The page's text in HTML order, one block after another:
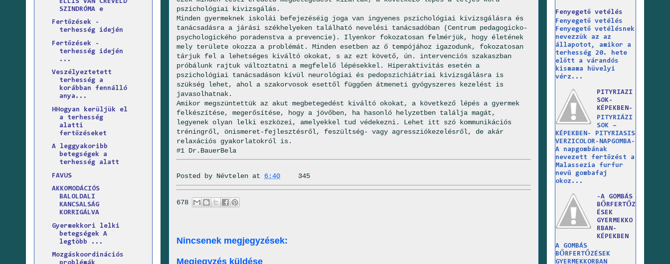
pszichológiai kivizsgálás.
Minden gyermeknek iskolái befejezéséig joga van ingyenes pszichológiai kivizsgálásra és
tanácsadásra a járási székhelyeken található nevelési tanácsadóban (Centrum pedagogicko-
psychologického poradenstva a prevencie). Ilyenkor fokozatosan felmérjük, hogy életének
mely területe okozza a problémát. Minden esetben az ő tempójához igazodunk, fokozatosan
tárjuk fel a lehetséges kiváltó okokat, s az ezt követő, ún. intervenciós szakaszban
próbálunk rajtuk változtatni a megfelelő lépésekkel. Hiperaktivitás esetén a
pszichológiai tanácsadáson kívül neurológiai és pedopszichiátriai kivizsgálásra is
szükség lehet, ahol a szakorvosok esettől függően átmeneti gyógyszeres kezelést is
javasolhatnak.
Amikor megszüntettük az akut megbetegedést kiváltó okokat, a következő lépés a gyermek
felkészítése, megerősítése, hogy a jövőben, ha hasonló helyzetben találja magát,
legyenek olyan lelki eszközei, amelyekkel tud védekezni. Lehet itt szó kommunikációs
tréningről, önismeret-fejlesztésről, feszültség- vagy agressziókezelésről, de akár
relaxációs gyakorlatokról is.
#1 Dr.BauerBela
Posted by Névtelen at 6:40 345
678
Nincsenek megjegyzések:
Megjegyzés küldése
SZINDRÓMA e
Fertőzések -
terhesség idején
Fertőzések -
terhesség idején
...
Veszélyeztetett
terhesség a
korábban fennálló
anya...
HHogyan kerüljük el
a terhesség
alatti
fertőzéseket
A leggyakoribb
betegségek a
terhesség alatt
FAVUS
AKKOMODÁCIÓS
BALOLDALI
KANCSALSÁG
KORRIGÁLVA
Gyermekkori lelki
betegségek A
legtöbb ...
Mozgáskoordinációs
Fenyegető vetélés
Fenyegető vetélés
Fenyegető vetélésnek
nevezzük az az
állapotot, amikor a
terhesség 20. hete
előtt a várandós
kismama hüvelyi
vérz...
PITYRIAZI
SOK-
KÉPEKBEN-
PITYRIÁZI
SOK –
KÉPEKBEN- PITYRIASIS
VERZICOLOR-NAPGOMBA-
A napgombának
nevezett fertőzést a
Malassezia furfur
nevű gombafaj
okoz...
-A GOMBÁS
BŐRFERTŐZ
ÉSEK
GYERMEKKO
RBAN-
KÉPEKBEN
A GOMBÁS
BŐRFERTŐZÉSEK
GYERMEKKORBAN